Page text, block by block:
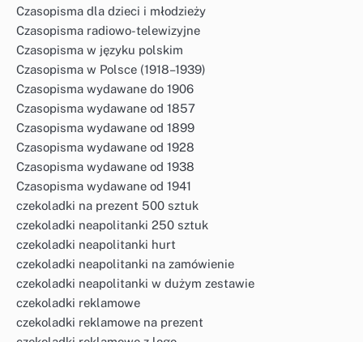
Czasopisma dla dzieci i młodzieży
Czasopisma radiowo-telewizyjne
Czasopisma w języku polskim
Czasopisma w Polsce (1918–1939)
Czasopisma wydawane do 1906
Czasopisma wydawane od 1857
Czasopisma wydawane od 1899
Czasopisma wydawane od 1928
Czasopisma wydawane od 1938
Czasopisma wydawane od 1941
czekoladki na prezent 500 sztuk
czekoladki neapolitanki 250 sztuk
czekoladki neapolitanki hurt
czekoladki neapolitanki na zamówienie
czekoladki neapolitanki w dużym zestawie
czekoladki reklamowe
czekoladki reklamowe na prezent